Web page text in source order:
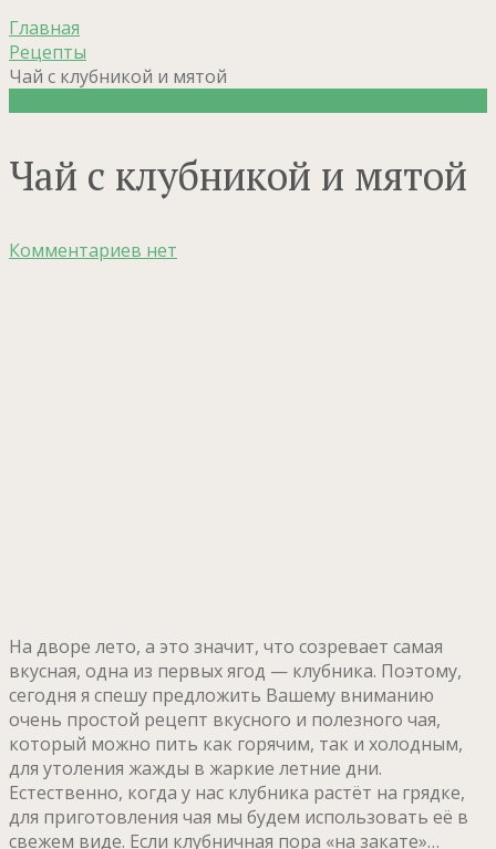
Главная
Рецепты
Чай с клубникой и мятой
Чай с клубникой и мятой
Комментариев нет
На дворе лето, а это значит, что созревает самая
вкусная, одна из первых ягод — клубника. Поэтому,
сегодня я спешу предложить Вашему вниманию
очень простой рецепт вкусного и полезного чая,
который можно пить как горячим, так и холодным,
для утоления жажды в жаркие летние дни.
Естественно, когда у нас клубника растёт на грядке,
для приготовления чая мы будем использовать её в
свежем виде. Если клубничная пора «на закате»…